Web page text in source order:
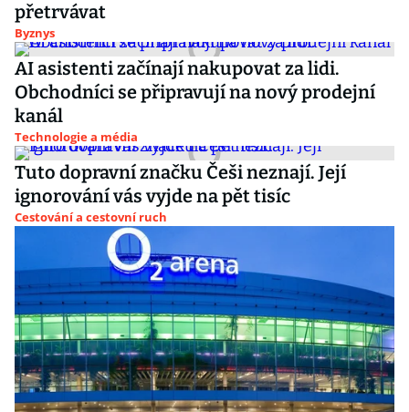
přetrvávat
Byznys
AI asistenti začínají nakupovat za lidi.
Obchodníci se připravují na nový prodejní
kanál
Technologie a média
Tuto dopravní značku Češi neznají. Její
ignorování vás vyjde na pět tisíc
Cestování a cestovní ruch